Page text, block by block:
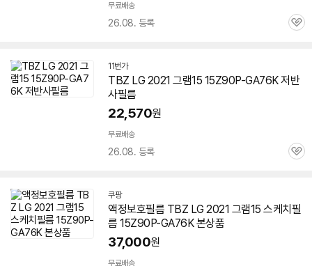
무료배송
26.08. 등록
관
11번가
TBZ LG 2021 그램15 15Z90P-GA76K 저반
사필름
22,570원
무료배송
26.08. 등록
관
쿠팡
액정보호필름 TBZ LG 2021 그램15 스케치필
름 15Z90P-GA76K 본상품
37,000원
무료배송